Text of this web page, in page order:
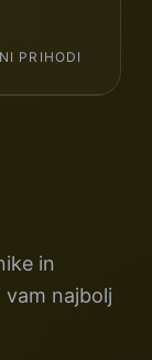
PRIHODI
in
najbolj